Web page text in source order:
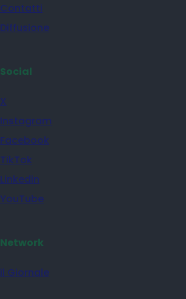
Contatti
Diffusione
Social
X
Instagram
Facebook
TikTok
Linkedin
YouTube
Network
il Giornale